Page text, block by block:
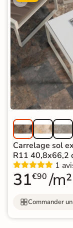
Carrelage sol
R11 40,8x66,2
1
31€90 /m²
Commander